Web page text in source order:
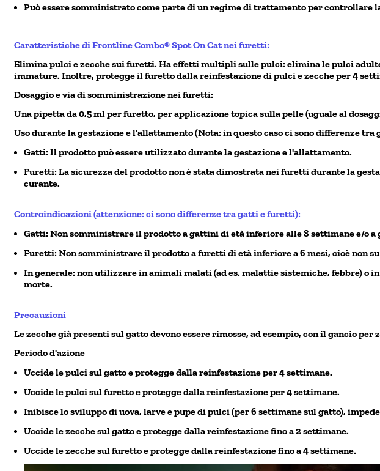
Può essere somministrato come parte di un regime di trattamento per controllare
Caratteristiche di Frontline Combo® Spot On Cat nei furetti:
Elimina pulci e zecche sui furetti. Ha effetti multipli sulle pulci: elimina le pulci
immature. Inoltre, protegge il furetto dalla reinfestazione di pulci e zecche per 4
Dosaggio e via di somministrazione nei furetti:
Una pipetta da 0,5 ml per furetto, per applicazione topica sulla pelle (uguale al
Uso durante la gestazione e l'allattamento (Nota: in questo caso ci sono differenze
Gatti: Il prodotto può essere utilizzato durante la gestazione e l'allattamento.
Furetti: La sicurezza del prodotto non è stata dimostrata nei furetti durante la
curante.
Controindicazioni (attenzione: ci sono differenze tra gatti e furetti):
Gatti: Non somministrare il prodotto a gattini di età inferiore alle 8 settimane e/o a
Furetti: Non somministrare il prodotto a furetti di età inferiore a 6 mesi, cioè non
In generale: non utilizzare in animali malati (ad es. malattie sistemiche, febbre) o
morte.
Precauzioni
Le zecche già presenti sul gatto devono essere rimosse, ad esempio, con il gancio per
Periodo d'azione
Uccide le pulci sul gatto e protegge dalla reinfestazione per 4 settimane.
Uccide le pulci sul furetto e protegge dalla reinfestazione per 4 settimane.
Inibisce lo sviluppo di uova, larve e pupe di pulci (per 6 settimane sul gatto),
Uccide le zecche sul gatto e protegge dalla reinfestazione fino a 2 settimane.
Uccide le zecche sul furetto e protegge dalla reinfestazione fino a 4 settimane.